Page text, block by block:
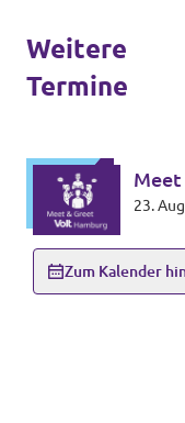
Weitere
Termine
Meet
23.
Zum Kalender